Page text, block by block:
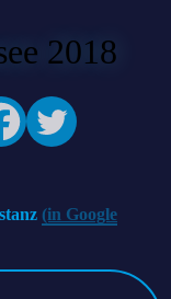
2018
(in Google